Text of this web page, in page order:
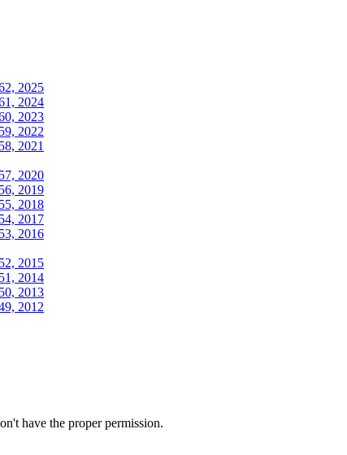
2025
2024
2023
2022
2021
2020
2019
2018
2017
2016
2015
2014
2013
2012
have the proper permission.